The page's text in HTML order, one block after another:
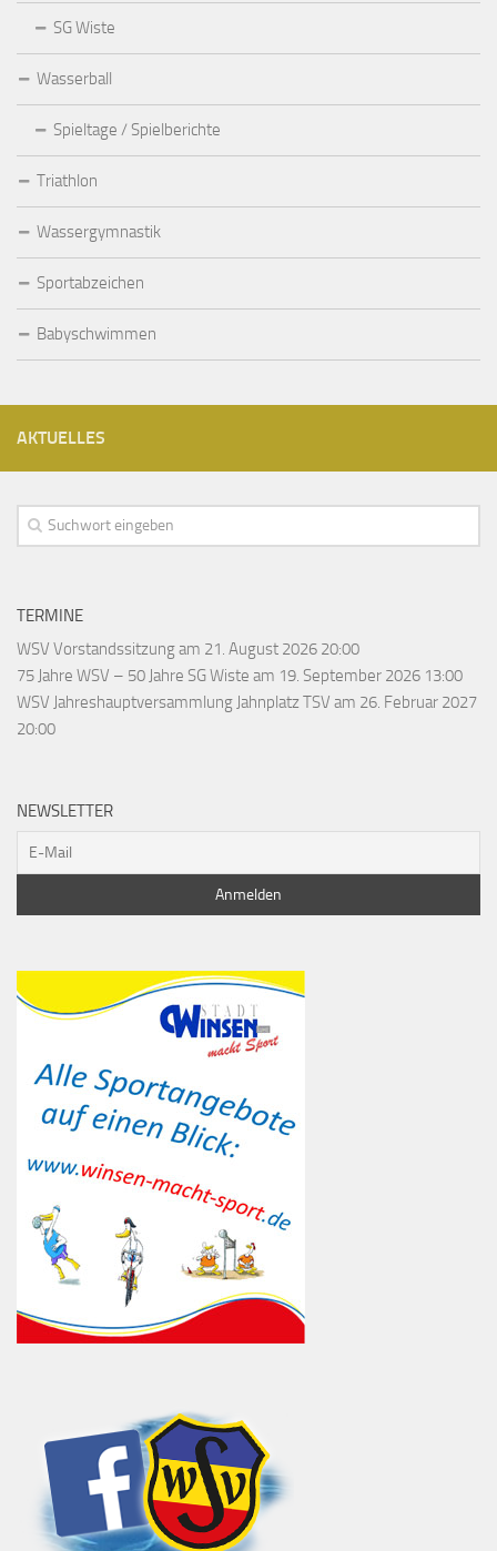
SG Wiste
Wasserball
Spieltage / Spielberichte
Triathlon
Wassergymnastik
Sportabzeichen
Babyschwimmen
AKTUELLES
TERMINE
WSV Vorstandssitzungam 21. August 2026 20:00
75 Jahre WSV – 50 Jahre SG Wiste am 19. September 2026 13:00
WSV Jahreshauptversammlung Jahnplatz TSV am 26. Februar 2027
20:00
NEWSLETTER